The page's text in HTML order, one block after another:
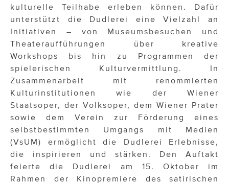
kulturelle Teilhabe erleben können. Dafür
unterstützt die Dudlerei eine Vielzahl an
Initiativen – von Museumsbesuchen und
Theateraufführungen über kreative
Workshops bis hin zu Programmen der
spielerischen Kulturvermittlung. In
Zusammenarbeit mit renommierten
Kulturinstitutionen wie der Wiener
Staatsoper, der Volksoper, dem Wiener Prater
sowie dem Verein zur Förderung eines
selbstbestimmten Umgangs mit Medien
(VsUM) ermöglicht die Dudlerei Erlebnisse,
die inspirieren und stärken. Den Auftakt
feierte die Dudlerei am 15. Oktober im
Rahmen der Kinopremiere des satirischen